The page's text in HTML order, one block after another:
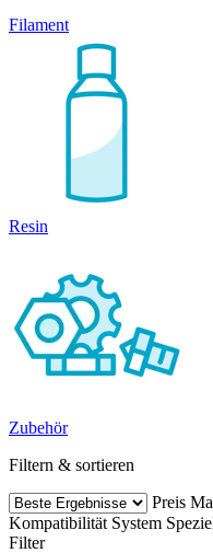
Filament
Resin
Zubehör
Filtern & sortieren
Preis
Kompatibilität System
Filter